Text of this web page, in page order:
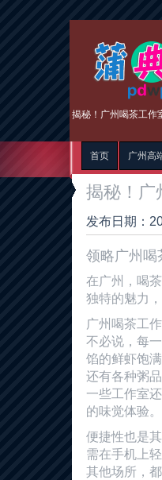
揭秘！广州喝茶工作
首页 广州高
揭秘！广
发布日期：
领略广州喝
在广州，喝
独特的魅力
广州喝茶工
不必说，每
馅的鲜虾饱
还有各种粥
一些工作室
的味觉体验。
便捷性也是
需在手机上
其他场所，